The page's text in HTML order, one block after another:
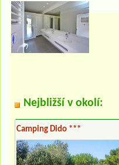
Nejbližší v okolí:
Camping Dido ***